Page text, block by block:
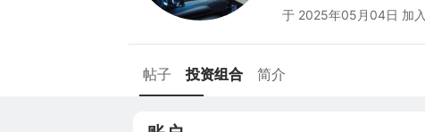
于 2025年05月04日 加入
帖子 投资组合 简介